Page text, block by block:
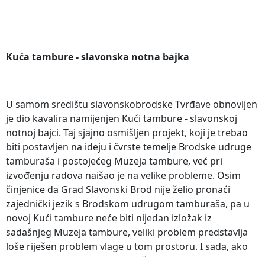
Kuća tambure - slavonska notna bajka
U samom središtu slavonskobrodske Tvrđave obnovljen
je dio kavalira namijenjen Kući tambure - slavonskoj
notnoj bajci. Taj sjajno osmišljen projekt, koji je trebao
biti postavljen na ideju i čvrste temelje Brodske udruge
tamburaša i postojećeg Muzeja tambure, već pri
izvođenju radova naišao je na velike probleme. Osim
činjenice da Grad Slavonski Brod nije želio pronaći
zajednički jezik s Brodskom udrugom tamburaša, pa u
novoj Kući tambure neće biti nijedan izložak iz
sadašnjeg Muzeja tambure, veliki problem predstavlja
loše riješen problem vlage u tom prostoru. I sada, ako